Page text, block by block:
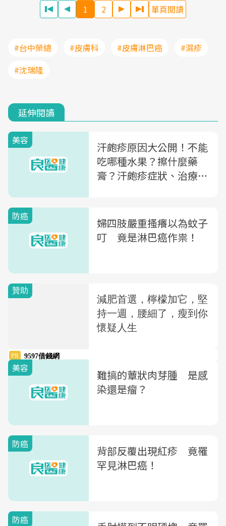
1 2 單頁閱讀
#台中榮總 #皮膚科 #皮膚淋巴癌
#濕疹
#沈瑞隆
延伸閱讀
美容
汗皰疹原因大公開！不能
吃哪種水果？擦什麼藥
膏？汗皰疹症狀、治療馬
防癌
婦四肢嚴重搔癢以為蚊子
叮 竟是淋巴癌作祟！
美容
難搞的蕈狀肉芽腫 是感
染還是瘤？
防癌
背部反覆出現紅疹 竟罹
罕見淋巴癌！
防癌